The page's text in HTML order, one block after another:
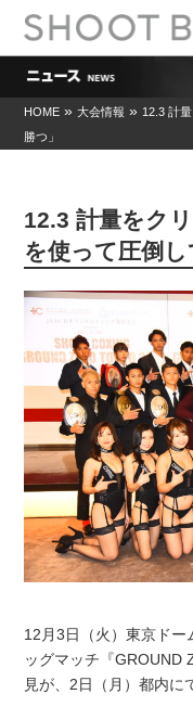
HOME »大会情報 » 12.3 計
勝つ」
12.3 計量をク
を使って圧倒し
12月3日（火）東京ド
ッグマッチ『GROUND
見が、2日（月）都内に